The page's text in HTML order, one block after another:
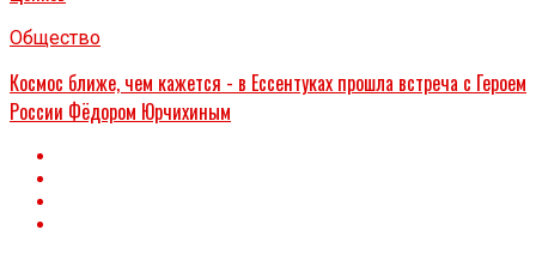
Общество
Космос ближе, чем кажется - в Ессентуках прошла встреча с Героем
России Фёдором Юрчихиным